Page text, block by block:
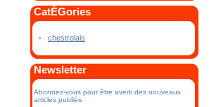
CatÉGories
chestrolais
Newsletter
Abonnez-vous pour être averti des nouveaux
articles publiés.